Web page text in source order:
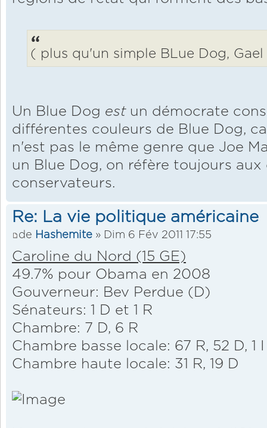
( plus qu'un simple BLue Dog, Gael
Un Blue Dog estun démocrate
différentes couleurs de Blue Dog,
n'est pas le même genre que Joe
un Blue Dog, on réfère toujours
conservateurs.
Re: La vie politique américaine
de Hashemite » Dim 6 Fév 2011 17:55
Caroline du Nord (15 GE)
49.7% pour Obama en 2008
Gouverneur: Bev Perdue (D)
Sénateurs: 1 D et 1 R
Chambre: 7 D, 6 R
Chambre basse locale: 67 R, 52 D, 1 I
Chambre haute locale: 31 R, 19 D